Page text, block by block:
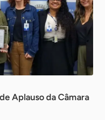
Aplauso da Câmara